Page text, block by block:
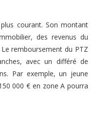
courant. Son montant
des revenus du
remboursement du PTZ
avec un différé de
Par exemple, un jeune
000 € en zone A pourra